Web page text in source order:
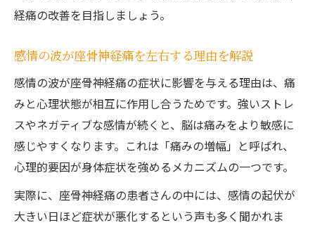
経痛の改善を目指しましょう。
感情の波が座骨神経痛を左右する理由を解説
感情の波が座骨神経痛の症状に影響を与える理由は、痛
みと心理状態が相互に作用し合うためです。強いストレ
スやネガティブな感情が続くと、脳は痛みをより敏感に
感じやすくなります。これは「痛みの増幅」と呼ばれ、
心理的要因が身体症状を強めるメカニズムの一つです。
実際に、座骨神経痛の患者さんの中には、感情の起伏が
大きい日ほど症状が悪化するという声も多く聞かれま